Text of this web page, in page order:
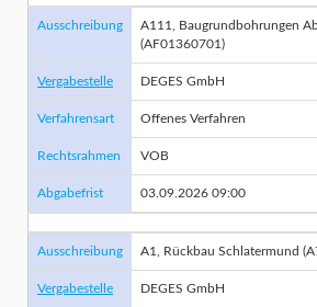
Ausschreibung
A111, Baugrundbohrungen
(AF01360701)
Vergabestelle DEGES GmbH
Verfahrensart Offenes Verfahren
Rechtsrahmen VOB
Abgabefrist 03.09.2026 09:00
Ausschreibung A1, Rückbau Schlatermund
Vergabestelle DEGES GmbH